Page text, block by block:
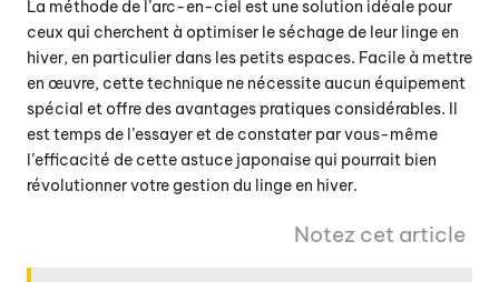
La méthode de l’arc-en-ciel est une solution idéale pour
ceux qui cherchent à optimiser le séchage de leur linge en
hiver, en particulier dans les petits espaces. Facile à mettre
en œuvre, cette technique ne nécessite aucun équipement
spécial et offre des avantages pratiques considérables. Il
est temps de l’essayer et de constater par vous-même
l’efficacité de cette astuce japonaise qui pourrait bien
révolutionner votre gestion du linge en hiver.
Notez cet article